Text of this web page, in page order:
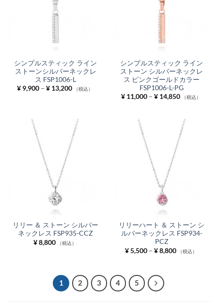
シンプルスティック ライン
ストーンシルバーネックレ
ス FSP1006-L
¥9,900 – ¥13,200価
格
¥ 13,200
（税込）
シンプルスティック ライン
ストーン シルバーネックレ
ス ピンクゴールドカラー
FSP1006-L-PG
¥11,000 – ¥14,850価
格
–
¥ 14,850
（税込）
リリー ＆ ストーン シルバー
ネックレス FSP935-CCZ
¥8,800 （税込）
リリーハート ＆ ストーン シ
ルバーネックレス FSP934-
PCZ
¥5,500 – ¥8,800価
格
（税込）
1 2 3 4 5